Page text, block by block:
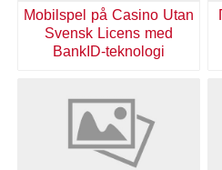
Mobilspel på Casino Utan
Svensk Licens med
BankID-teknologi